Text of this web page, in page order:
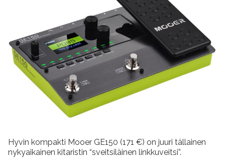
Hyvin kompakti Mooer GE150 (171 €) on juuri tällainen
nykyaikainen kitaristin “sveitsiläinen linkkuveitsi”.